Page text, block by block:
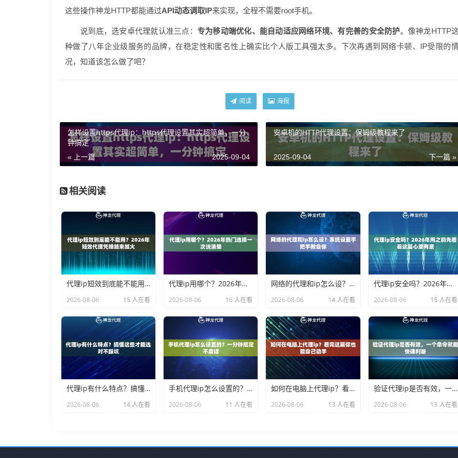
这些操作神龙HTTP都能通过API动态调取IP来实现，全程不需要root手机。
说到底，选安卓代理就认准三点： 专为移动端优化、能自动适应网络环境、有完善的安全防护。像神龙HTTP
种做了八年企业级服务的品牌，在稳定性和匿名性上确实比个人版工具强太多。下次再遇到网络卡顿、IP受限的
况，知道该怎么做了吧？
阅读 海报
怎样设置https代理ip：https代理设置其实超简单，一分
钟搞定
« 上一篇 2025-09-04
安卓机的HTTP代理设置：保姆级教程来了
下一篇 »
2025-09-04
相关阅读
代理ip短效到底能不能用？2026年短效代理凭啥越来越火
2026-08-06 15 人在看
代理ip用哪个？2026年热门选择一次说清楚
2026-08-06 16 人在看
网络的代理和ip怎么设？系统设置手把手教会你
2026-08-06 14 人在看
代理ip安全吗？2026年用之前先看看这篇心里有底
2026-08-06 15 人在看
代理ip有什么特点？搞懂这些才能选对不踩坑
2026-08-06 14 人在看
手机代理ip怎么设置的？一分钟搞定不废话
2026-08-06 11 人在看
如何在电脑上代理ip？看完这篇你也能自己动手
2026-08-06 13 人在看
验证代理ip是否有效，一个命令就能快速判断
2026-08-06 13 人在看